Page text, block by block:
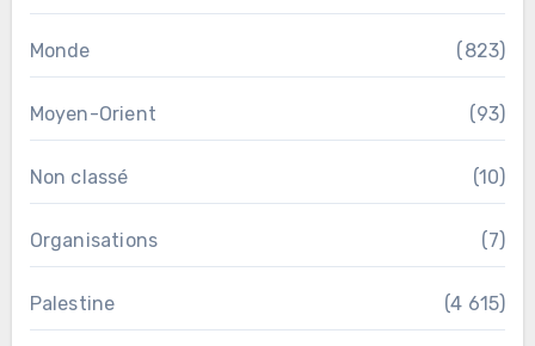
Monde (823)
Moyen-Orient (93)
Non classé (10)
Organisations (7)
Palestine (4 615)